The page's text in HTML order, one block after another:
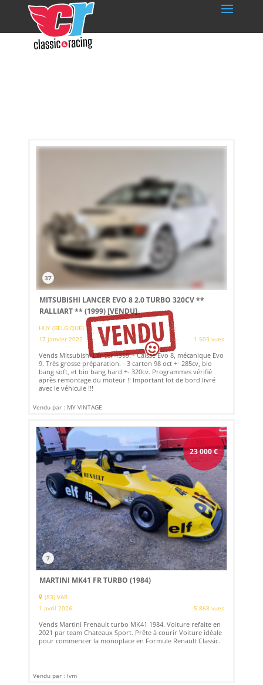
37
MITSUBISHI LANCER EVO 8 2.0 TURBO 320CV **
RALLIART ** (1999)[VENDU]
HUY (BELGIQUE)
17 janvier 2022
1 503 vues
Vends Mitsubishi Lancer 1999. - Caisse Evo 8, mécanique Evo
9. Très grosse préparation. - 3 carton 98 oct +- 285cv, bio
bang soft, et bio bang hard +- 320cv. Programmes vérifié
après remontage du moteur !! Important lot de bord livré
avec le véhicule !!!
Vendu par : MY VINTAGE
23 000€
7
MARTINI MK41 FR TURBO (1984)
(83) VAR
1 avril 2026
5 868 vues
Vends Martini Frenault turbo MK41 1984. Voiture refaite en
2021 par team Chateaux Sport. Prête à courir Voiture idéale
pour commencer la monoplace en Formule Renault Classic.
Vendu par : lvm